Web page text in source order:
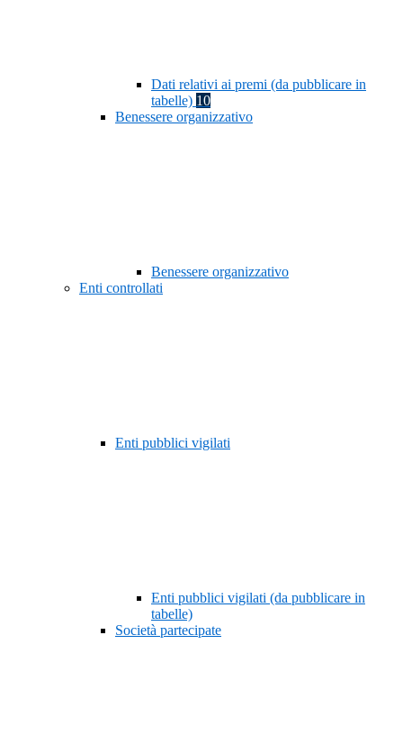
Dati relativi ai premi (da pubblicare in
tabelle) 10
Benessere organizzativo
Benessere organizzativo
Enti controllati
Enti pubblici vigilati
Enti pubblici vigilati (da pubblicare in
tabelle)
Società partecipate